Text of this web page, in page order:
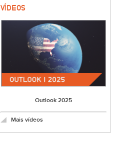
VÍDEOS
Outlook 2025
Mais vídeos